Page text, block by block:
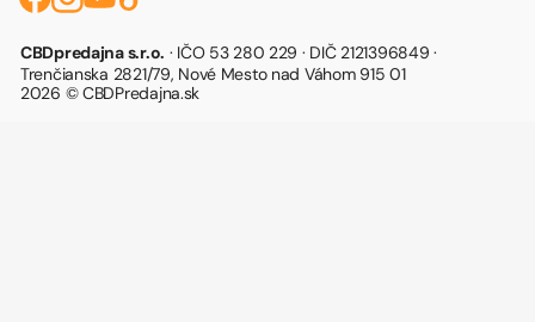
CBDpredajna s.r.o. · IČO 53 280 229 · DIČ 2121396849 ·
Trenčianska 2821/79, Nové Mesto nad Váhom 915 01
2026 © CBDPredajna.sk